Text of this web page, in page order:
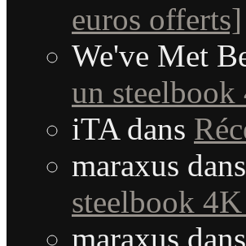
euros offerts]
We've Met
un
iTAdans
maraxus dans
steelbook
maraxus dans